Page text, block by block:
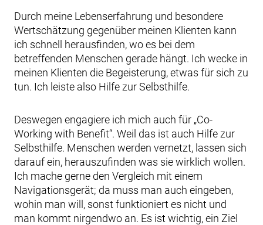
Durch meine Lebenserfahrung und besondere
Wertschätzung gegenüber meinen Klienten kann
ich schnell herausfinden, wo es bei dem
betreffenden Menschen gerade hängt. Ich wecke in
meinen Klienten die Begeisterung, etwas für sich zu
tun. Ich leiste also Hilfe zur Selbsthilfe.
Deswegen engagiere ich mich auch für „Co-
Working with Benefit“. Weil das ist auch Hilfe zur
Selbsthilfe. Menschen werden vernetzt, lassen sich
darauf ein, herauszufinden was sie wirklich wollen.
Ich mache gerne den Vergleich mit einem
Navigationsgerät; da muss man auch eingeben,
wohin man will, sonst funktioniert es nicht und
man kommt nirgendwo an. Es ist wichtig, ein Ziel